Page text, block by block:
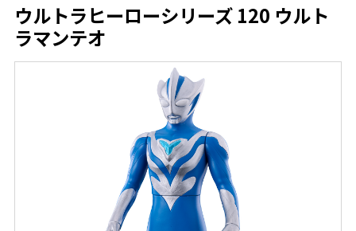
ウルトラヒーローシリーズ 120 ウルト
ラマンテオ